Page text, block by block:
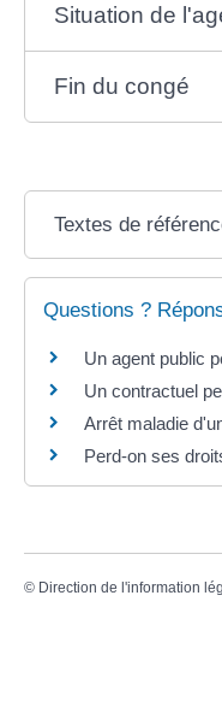
Situation de
Fin du congé
Textes de
Questions ?
Un agent public
Un contractuel
Arrêt maladie
Perd-on ses
© Direction de l'information